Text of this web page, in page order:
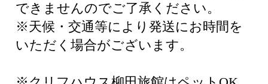
できませんのでご了承ください。
※天候・交通等により発送にお時間を
いただく場合がございます。